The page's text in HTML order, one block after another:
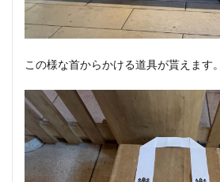
この様な首からかける道具が貰えます。